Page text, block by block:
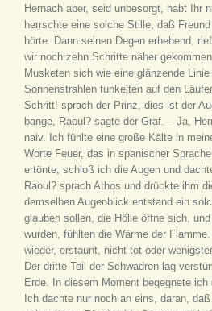
Hernach aber, seid unbesorgt, habt Ihr
herrschte eine solche Stille, daß
hörte. Dann seinen Degen erhebend,
wir noch zehn Schritte näher
Musketen sich wie eine glänzende
Sonnenstrahlen funkelten auf den
Schritt! sprach der Prinz, dies ist der
bange, Raoul? sagte der Graf. – Ja,
naiv. Ich fühlte eine große Kälte in
Worte Feuer, das in spanischer
ertönte, schloß ich die Augen und
Raoul? sprach Athos und drückte ihm
demselben Augenblick entstand ein
glauben sollen, die Hölle öffne sich,
wurden, fühlten die Wärme der
wieder, erstaunt, nicht tot oder
Der dritte Teil der Schwadron lag
Erde. In diesem Moment begegnete
Ich dachte nur noch an eins, daran,